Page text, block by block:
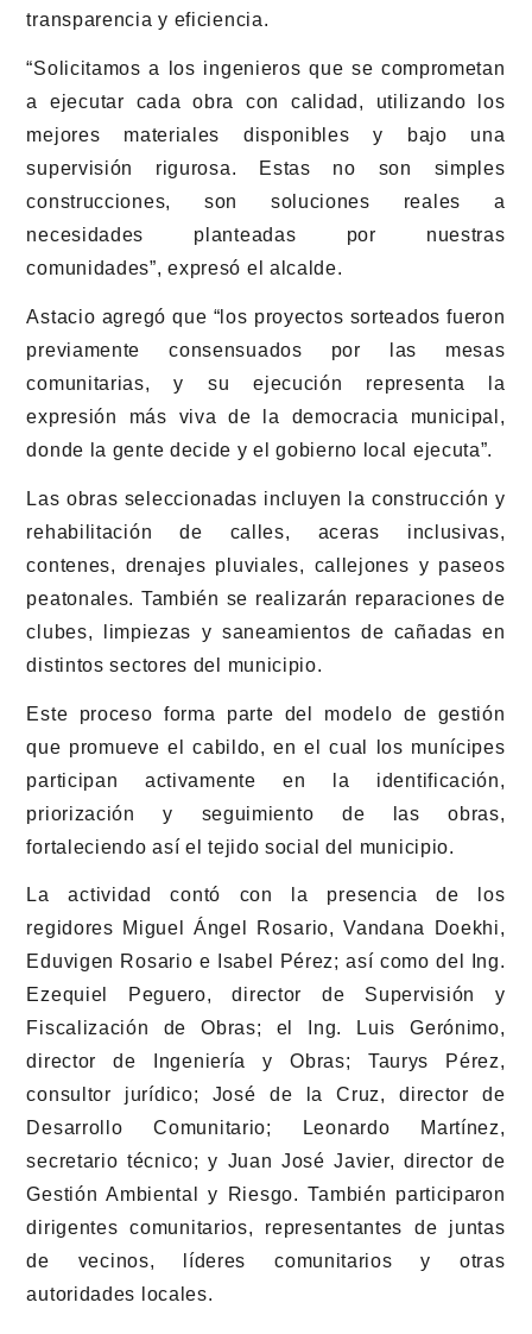
transparencia y eficiencia.
“Solicitamos a los ingenieros que se comprometan
a ejecutar cada obra con calidad, utilizando los
mejores materiales disponibles y bajo una
supervisión rigurosa. Estas no son simples
construcciones, son soluciones reales a
necesidades planteadas por nuestras
comunidades”, expresó el alcalde.
Astacio agregó que “los proyectos sorteados fueron
previamente consensuados por las mesas
comunitarias, y su ejecución representa la
expresión más viva de la democracia municipal,
donde la gente decide y el gobierno local ejecuta”.
Las obras seleccionadas incluyen la construcción y
rehabilitación de calles, aceras inclusivas,
contenes, drenajes pluviales, callejones y paseos
peatonales. También se realizarán reparaciones de
clubes, limpiezas y saneamientos de cañadas en
distintos sectores del municipio.
Este proceso forma parte del modelo de gestión
que promueve el cabildo, en el cual los munícipes
participan activamente en la identificación,
priorización y seguimiento de las obras,
fortaleciendo así el tejido social del municipio.
La actividad contó con la presencia de los
regidores Miguel Ángel Rosario, Vandana Doekhi,
Eduvigen Rosario e Isabel Pérez; así como del Ing.
Ezequiel Peguero, director de Supervisión y
Fiscalización de Obras; el Ing. Luis Gerónimo,
director de Ingeniería y Obras; Taurys Pérez,
consultor jurídico; José de la Cruz, director de
Desarrollo Comunitario; Leonardo Martínez,
secretario técnico; y Juan José Javier, director de
Gestión Ambiental y Riesgo. También participaron
dirigentes comunitarios, representantes de juntas
de vecinos, líderes comunitarios y otras
autoridades locales.